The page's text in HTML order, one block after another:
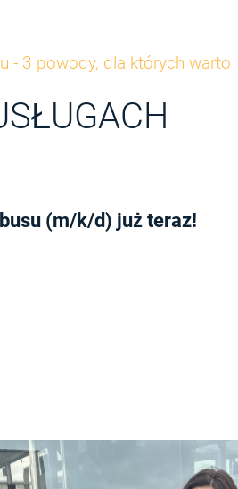
- 3 powody, dla których warto
(m/k/d) już teraz!